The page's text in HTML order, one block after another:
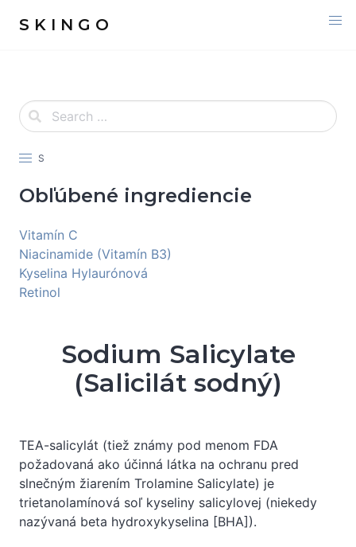
S K I N G O
S
Obľúbené ingrediencie
Vitamín C
Niacinamide (Vitamín B3)
Kyselina Hylaurónová
Retinol
Sodium Salicylate
(Salicilát sodný)
TEA-salicylát (tiež známy pod menom FDA
požadovaná ako účinná látka na ochranu pred
slnečným žiarením Trolamine Salicylate) je
trietanolamínová soľ kyseliny salicylovej (niekedy
nazývaná beta hydroxykyselina [BHA]).